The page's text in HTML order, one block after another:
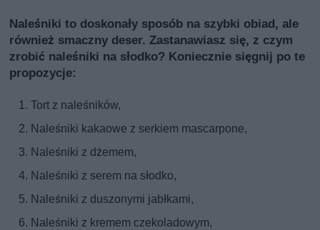
Naleśniki to doskonały sposób na szybki obiad, ale
również smaczny deser. Zastanawiasz się, z czym
zrobić naleśniki na słodko? Koniecznie sięgnij po te
propozycje:
Tort z naleśników,
Naleśniki kakaowe z serkiem mascarpone,
Naleśniki z dżemem,
Naleśniki z serem na słodko,
Naleśniki z duszonymi jabłkami,
Naleśniki z kremem czekoladowym,